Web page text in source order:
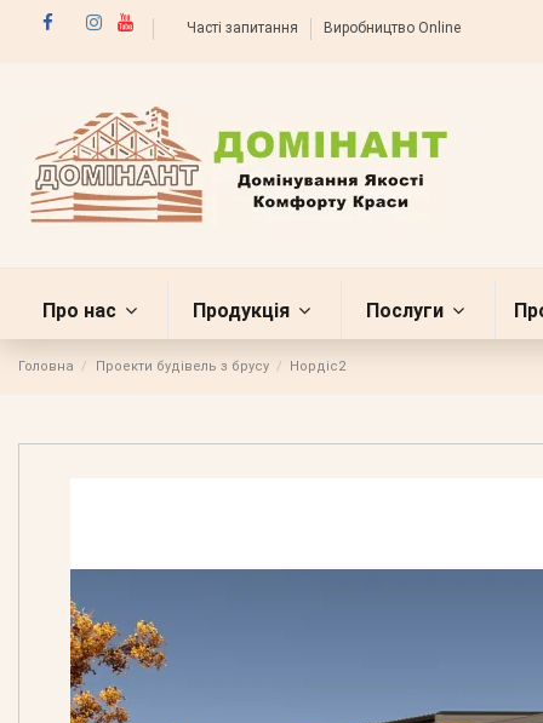
Часті запитання Виробництво Online
Про нас Продукція Послуги
Головна Проекти будівель з брусу Нордіс2